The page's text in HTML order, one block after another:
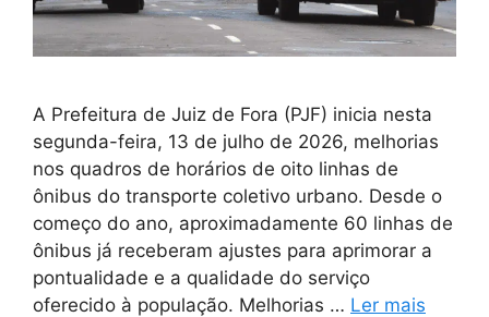
A Prefeitura de Juiz de Fora (PJF) inicia nesta
segunda-feira, 13 de julho de 2026, melhorias
nos quadros de horários de oito linhas de
ônibus do transporte coletivo urbano. Desde o
começo do ano, aproximadamente 60 linhas de
ônibus já receberam ajustes para aprimorar a
pontualidade e a qualidade do serviço
oferecido à população. Melhorias … Ler mais